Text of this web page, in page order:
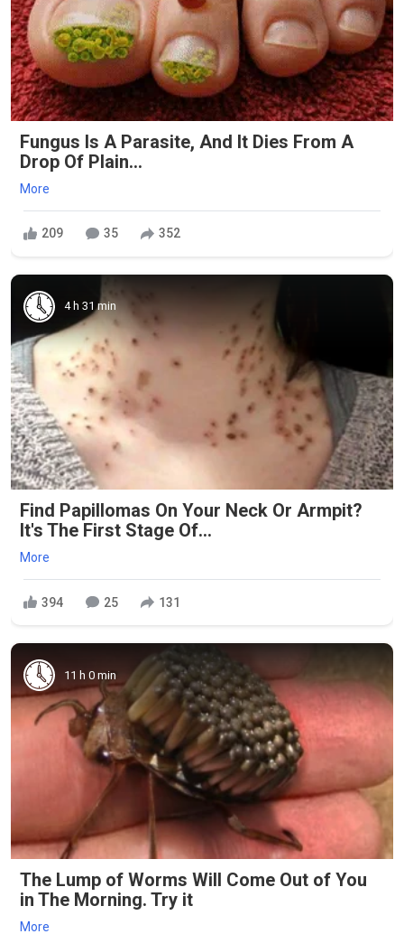
Fungus Is A Parasite, And It Dies From A
Drop Of Plain...
More
209 35 352
4 h 31 min
Find Papillomas On Your Neck Or Armpit?
It's The First Stage Of...
More
394 25 131
11 h 0 min
The Lump of Worms Will Come Out of You
in The Morning. Try it
More